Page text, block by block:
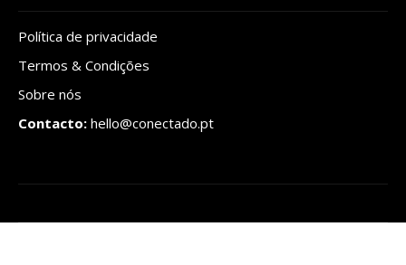
Política de privacidade
Termos & Condições
Sobre nós
Contacto: hello@conectado.pt